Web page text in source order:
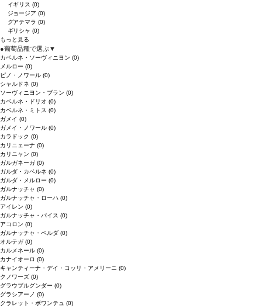
イギリス(0)
ジョージア(0)
グアテマラ(0)
ギリシャ(0)
もっと見る
●葡萄品種で選ぶ▼
カベルネ・ソーヴィニヨン (0)
メルロー (0)
ピノ・ノワール (0)
シャルドネ (0)
ソーヴィニヨン・ブラン (0)
カベルネ・ドリオ (0)
カベルネ・ミトス (0)
ガメイ (0)
ガメイ・ノワール (0)
カラドック (0)
カリニェーナ (0)
カリニャン (0)
ガルガネーガ (0)
ガルダ・カベルネ (0)
ガルダ・メルロー (0)
ガルナッチャ (0)
ガルナッチャ・ローハ (0)
アイレン (0)
ガルナッチャ・パイス (0)
アコロン (0)
ガルナッチャ・ペルダ (0)
オルテガ (0)
カルメネール (0)
カナイオーロ (0)
キャンティーナ・デイ・コッリ・アメリーニ (0)
クノワーズ (0)
グラウブルグンダー (0)
グラシアーノ (0)
クラレット・ボワンテュ (0)